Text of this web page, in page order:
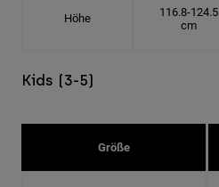
Höhe
116.8-124.5
cm
Kids (3-5)
Größe